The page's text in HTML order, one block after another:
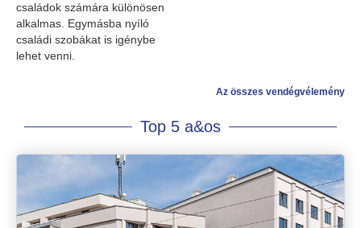
családok számára különösen
alkalmas. Egymásba nyíló
családi szobákat is igénybe
lehet venni.
Az összes vendégvélemény
Top 5 a&os